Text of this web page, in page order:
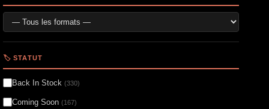
🏷️ STATUT
Back In Stock (330)
Coming Soon (167)